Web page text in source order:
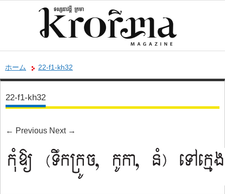
ホーム 22-f1-kh32
22-f1-kh32
← Previous Next →